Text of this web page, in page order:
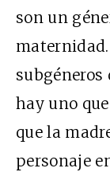
son un
subgéneros
hay uno
que la
personaje